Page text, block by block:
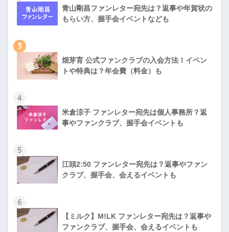
青山剛昌ファンレター宛先は？返事や年賀状の
もらい方、握手会イベントなども
3
畑芽育 公式ファンクラブの入会方法！イベン
トや特典は？年会費（料金）も
4
米倉涼子 ファンレター宛先は個人事務所？返
事やファンクラブ、握手会イベントも
5
江頭2:50 ファンレター宛先は？返事やファン
クラブ、握手会、会えるイベントも
6
【ミルク】M!LK ファンレター宛先は？返事や
ファンクラブ、握手会、会えるイベントも